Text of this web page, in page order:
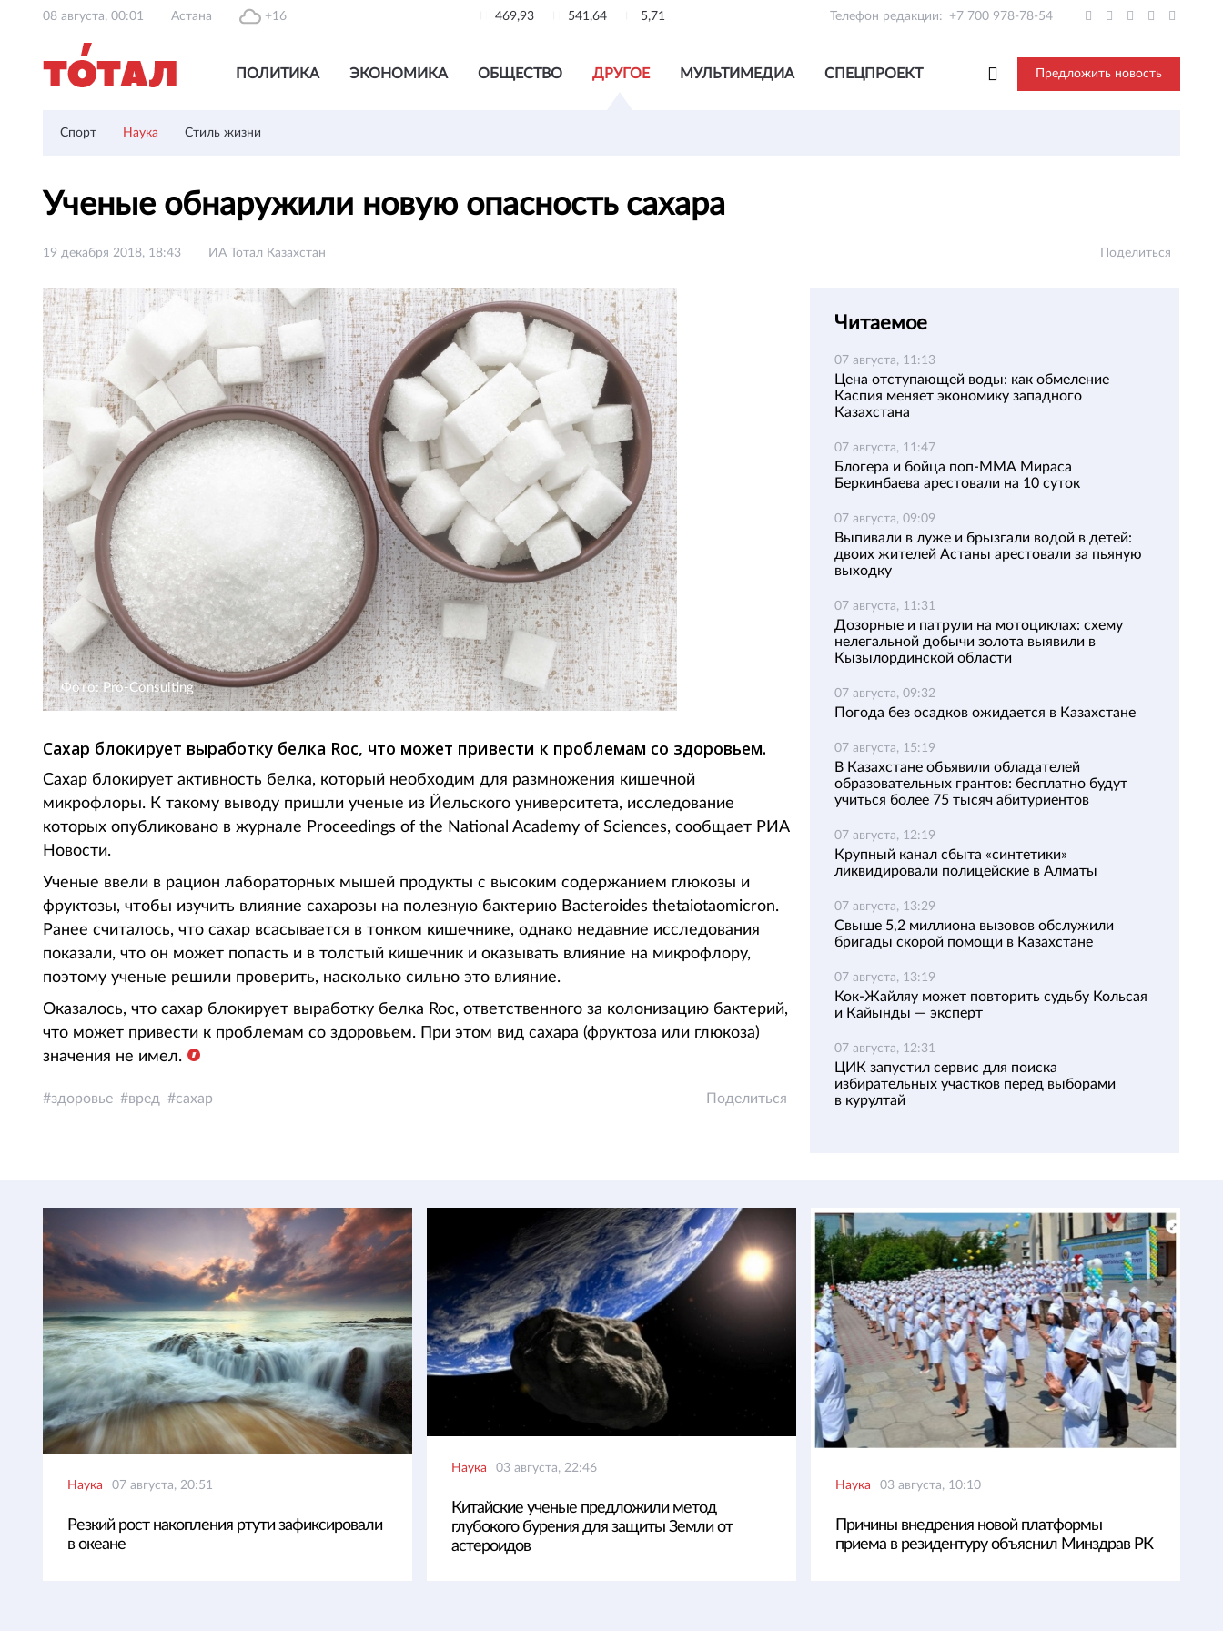
08 августа, 00:01 Астана +16 469,93 541,64 5,71 Телефон редакции: +7 700 978-78-54
ПОЛИТИКА ЭКОНОМИКА ОБЩЕСТВО ДРУГОЕ МУЛЬТИМЕДИА СПЕЦПРОЕКТ Предложить новость
Спорт Наука Стиль жизни
Ученые обнаружили новую опасность сахара
19 декабря 2018, 18:43 ИА Тотал Казахстан Поделиться
Фото: Pro-Consulting
Сахар блокирует выработку белка Roc, что может привести к проблемам со здоровьем.
Сахар блокирует активность белка, который необходим для размножения кишечной
микрофлоры. К такому выводу пришли ученые из Йельского университета, исследование
которых опубликовано в журнале Proceedings of the National Academy of Sciences, сообщает РИА
Новости.
Ученые ввели в рацион лабораторных мышей продукты с высоким содержанием глюкозы и
фруктозы, чтобы изучить влияние сахарозы на полезную бактерию Bacteroides thetaiotaomicron.
Ранее считалось, что сахар всасывается в тонком кишечнике, однако недавние исследования
показали, что он может попасть и в толстый кишечник и оказывать влияние на микрофлору,
поэтому ученые решили проверить, насколько сильно это влияние.
Оказалось, что сахар блокирует выработку белка Roc, ответственного за колонизацию бактерий,
что может привести к проблемам со здоровьем. При этом вид сахара (фруктоза или глюкоза)
значения не имел.
здоровье вред сахар Поделиться
Читаемое
07 августа, 11:13
Цена отступающей воды: как обмеление
Каспия меняет экономику западного
Казахстана
07 августа, 11:47
Блогера и бойца поп-ММА Мираса
Беркинбаева арестовали на 10 суток
07 августа, 09:09
Выпивали в луже и брызгали водой в детей:
двоих жителей Астаны арестовали за пьяную
выходку
07 августа, 11:31
Дозорные и патрули на мотоциклах: схему
нелегальной добычи золота выявили в
Кызылординской области
07 августа, 09:32
Погода без осадков ожидается в Казахстане
07 августа, 15:19
В Казахстане объявили обладателей
образовательных грантов: бесплатно будут
учиться более 75 тысяч абитуриентов
07 августа, 12:19
Крупный канал сбыта «синтетики»
ликвидировали полицейские в Алматы
07 августа, 13:29
Свыше 5,2 миллиона вызовов обслужили
бригады скорой помощи в Казахстане
07 августа, 13:19
Кок-Жайляу может повторить судьбу Кольсая
и Кайынды — эксперт
07 августа, 12:31
ЦИК запустил сервис для поиска
избирательных участков перед выборами
в курултай
Наука 07 августа, 20:51
Резкий рост накопления ртути зафиксировали
в океане
Наука 03 августа, 22:46
Китайские ученые предложили метод
глубокого бурения для защиты Земли от
астероидов
Наука 03 августа, 10:10
Причины внедрения новой платформы
приема в резидентуру объяснил Минздрав РК